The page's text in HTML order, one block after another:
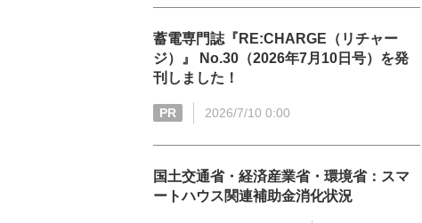
蓄電専門誌『RE:CHARGE（リチャー
ジ）』 No.30（2026年7月10日号）を発
刊しました！
PR 2026/7/10 0:00
国土交通省・経済産業省・環境省：スマ
ートハウス関連補助金消化状況